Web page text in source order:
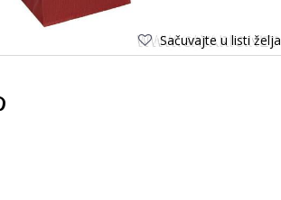
Sačuvajte u listi želja